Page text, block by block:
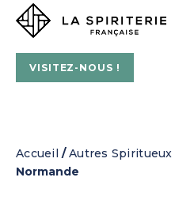
VISITEZ-NOUS !
La Spiriterie Française
Accueil /Autres Spiritueux
Normande